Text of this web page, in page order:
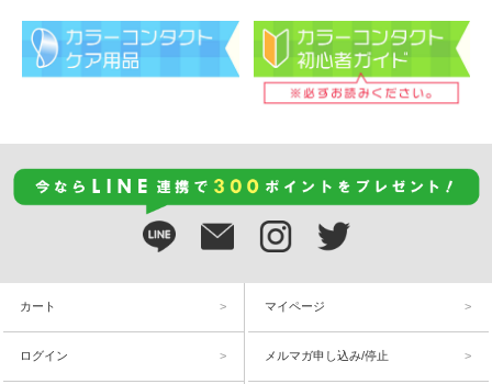
カート マイページ
ログイン メルマガ申し込み/停止